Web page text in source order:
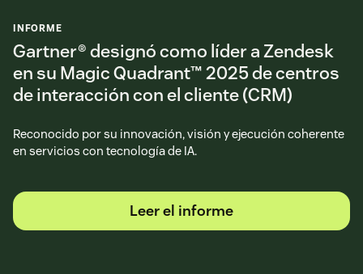
INFORME
Gartner® designó como líder a Zendesk
en su Magic Quadrant™ 2025 de centros
de interacción con el cliente (CRM)
Reconocido por su innovación, visión y ejecución coherente
en servicios con tecnología de IA.
Leer el informe